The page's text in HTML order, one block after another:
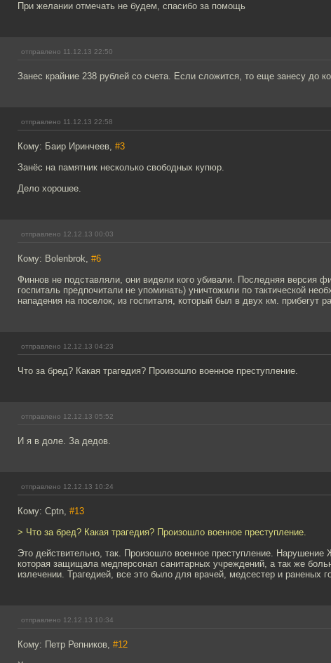
При желании отмечать не будем, спасибо за помощь
отправлено 11.12.13 22:50
Занес крайние 238 рублей со счета. Если сложится, то еще занесу до
отправлено 11.12.13 22:58
Кому: Баир Иринчеев, #3
Занёс на памятник несколько свободных купюр.
Дело хорошее.
отправлено 12.12.13 00:03
Кому: Bolenbrok, #6
Финнов не подставляли, они видели кого убивали. Последняя версия
госпиталь предпочитали не упоминать) уничтожили по тактической
нападения на поселок, из госпиталя, который был в двух км. прибегут
отправлено 12.12.13 04:23
Что за бред? Какая трагедия? Произошло военное преступление.
отправлено 12.12.13 05:52
И я в доле. За дедов.
отправлено 12.12.13 10:24
Кому: Cptn, #13
> Что за бред? Какая трагедия? Произошло военное преступление.
Это действительно, так. Произошло военное преступление. Нарушение
которая защищала медперсонал санитарных учреждений, а так же
излечении. Трагедией, все это было для врачей, медсестер и раненых
отправлено 12.12.13 10:34
Кому: Петр Репников, #12